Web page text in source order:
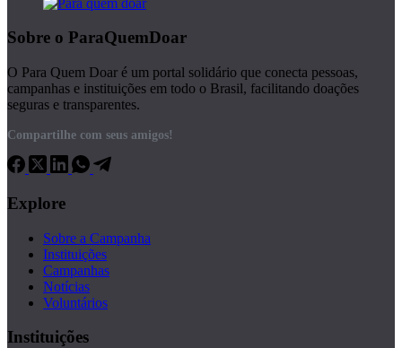
Sobre o ParaQuemDoar
O Para Quem Doar é um portal solidário que conecta pessoas,
campanhas e instituições em todo o Brasil, facilitando doações
seguras e transparentes.
Compartilhe com seus amigos!
Explore
Sobre a Campanha
Instituições
Campanhas
Notícias
Voluntários
Instituições